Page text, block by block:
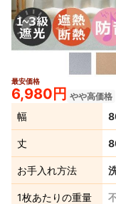
最安価格
6,980円 やや高価格
幅
丈
お手入れ方法
1枚あたりの重量